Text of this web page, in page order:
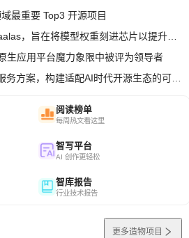
最重要 Top3 开源项目
生应用平台魔力象限中被评为领导者
阅读榜单
每周热文看这里
智写平台
AI 创作更轻松
智库报告
行业技术报告
更多造物项目